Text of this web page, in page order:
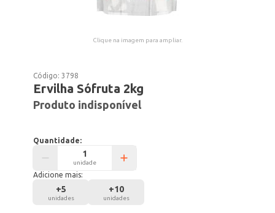
Clique na imagem para ampliar.
Código:3798
Ervilha Sófruta 2kg
Produto indisponível
Quantidade:
unidade
Adicione mais:
+5
unidades
+10
unidades